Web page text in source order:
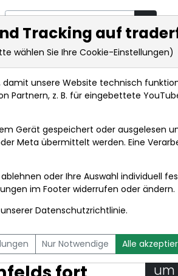
Market Tools Realtimekurse
& Co setzt solide Geschäfts...
DPA-AFX
solide
Quartal
um
Tracking auf
wählen Sie Ihre Cookie-Einstellungen)
unsere Website technisch
Partnern, z. B. für eingebettete
Gerät gespeichert oder ausgelesen
Meta übermittelt werden. Eine
oder Ihre Auswahl individuell
im Footer widerrufen oder ändern.
Datenschutzrichtlinie.
Nur Notwendige Alle